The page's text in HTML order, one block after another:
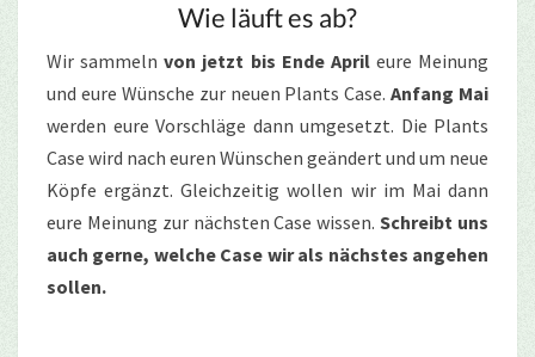
Wie läuft es ab?
Wir sammelnvon jetzt bis Ende Aprileure Meinung
und eure Wünsche zur neuen Plants Case.Anfang Mai
werden eure Vorschläge dann umgesetzt. Die Plants
Case wird nach euren Wünschen geändert und um neue
Köpfe ergänzt. Gleichzeitig wollen wir im Mai dann
eure Meinung zur nächsten Case wissen.Schreibt uns
auch gerne, welche Case wir als nächstes angehen
sollen.